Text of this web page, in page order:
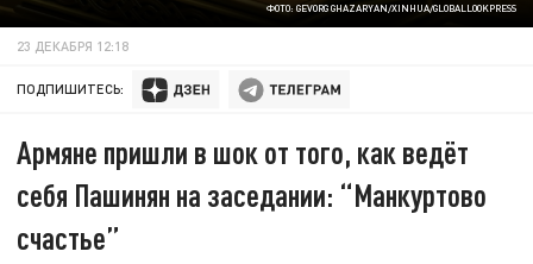
ФОТО: GEVORG GHAZARYAN/XINHUA/GLOBALLOOKPRESS
23 ДЕКАБРЯ 12:18
ПОДПИШИТЕСЬ:
Армяне пришли в шок от того, как ведёт
себя Пашинян на заседании: “Манкуртово
счастье”